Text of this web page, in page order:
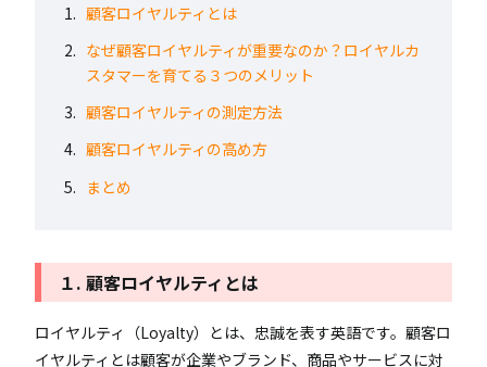
顧客ロイヤルティとは
なぜ顧客ロイヤルティが重要なのか？ロイヤルカ
スタマーを育てる３つのメリット
顧客ロイヤルティの測定方法
顧客ロイヤルティの高め方
まとめ
１. 顧客ロイヤルティとは
ロイヤルティ（Loyalty）とは、忠誠を表す英語です。顧客ロ
イヤルティとは顧客が企業やブランド、商品やサービスに対